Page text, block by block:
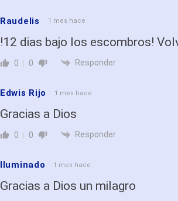
Raudelis 1 mes hace
!12 dias bajo los escombros!
0 0 Responder
Edwis Rijo 1 mes hace
Gracias a Dios
0 0 Responder
Iluminado 1 mes hace
Gracias a Dios un milagro